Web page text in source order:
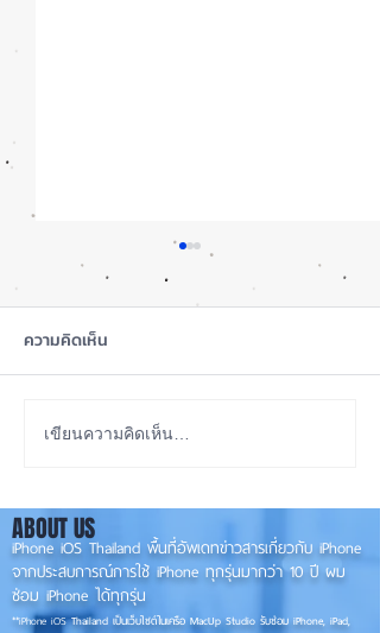
สุขภาพแบตลด เครื่องปกติ
ความคิดเห็น
เขียนความคิดเห็น…
iPhone iOS Thailand พื้นที่อัพเดทข่าวสารเกี่ยวกับ iPhone
จากประสบการณ์การใช้ iPhone ทุกรุ่นมากว่า 10 ปี ผม
ซ่อม iPhone ได้ทุกรุ่น
**iPhone iOSThailand เป็นเว็บไซต์ในเครือ MacUp Studio รับซ่อม iPhone, iPad,
ABOUT US